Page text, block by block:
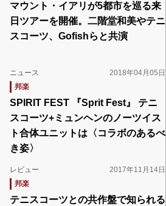
マウント・イアリが5都市を巡る来
日ツアーを開催。二階堂和美やテニ
スコーツ、Gofishらと共演
ニュース
2018年04月05日
邦楽
SPIRIT FEST 『Sprit Fest』 テニ
スコーツ+ミュンヘンのノーツイス
ト合体ユニットは〈コラボのあるべ
き姿〉
レビュー
2017年11月14日
邦楽
テニスコーツとの共作盤で知られる